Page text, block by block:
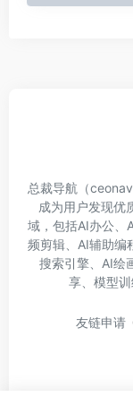
总裁导航（
成为用户发现优
域，包括AI办公、
频剪辑、AI辅助编
搜索引擎、AI绘
享、模型
友链申请